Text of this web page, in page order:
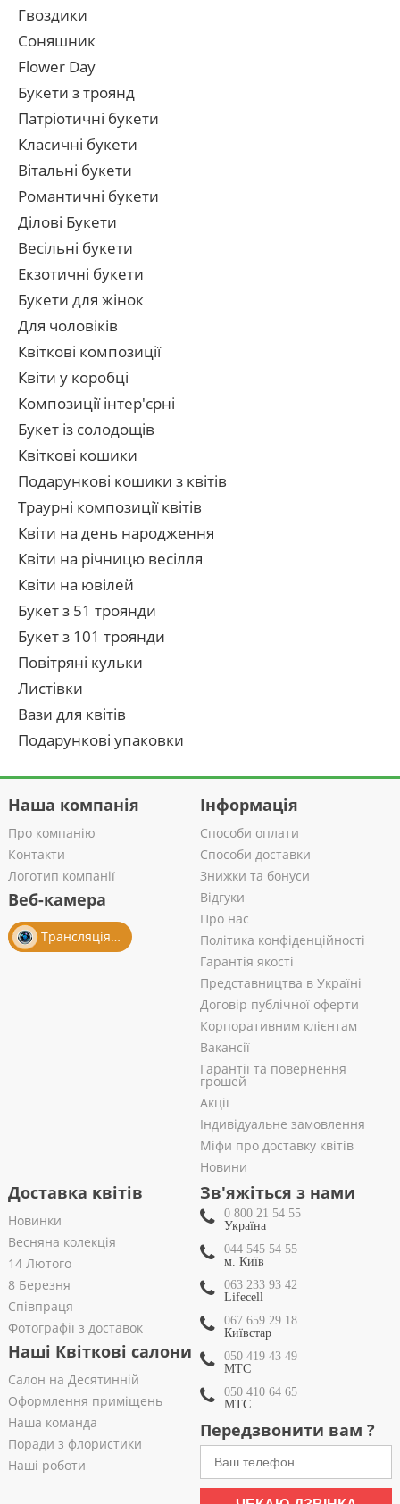
Гвоздики
Соняшник
Flower Day
Букети з троянд
Патріотичні букети
Класичні букети
Вітальні букети
Романтичні букети
Ділові Букети
Весільні букети
Екзотичні букети
Букети для жінок
Для чоловіків
Квіткові композиції
Квіти у коробці
Композиції інтер'єрні
Букет із солодощів
Квіткові кошики
Подарункові кошики з квітів
Траурні композиції квітів
Квіти на день народження
Квіти на річницю весілля
Квіти на ювілей
Букет з 51 троянди
Букет з 101 троянди
Повітряні кульки
Листівки
Вази для квітів
Подарункові упаковки
Наша компанія
Про компанію
Контакти
Логотип компанії
Веб-камера
Трансляція із салону
Інформація
Способи оплати
Способи доставки
Знижки та бонуси
Відгуки
Про нас
Політика конфіденційності
Гарантія якості
Представництва в Україні
Договір публічної оферти
Корпоративним клієнтам
Вакансії
Гарантії та повернення
грошей
Акції
Індивідуальне замовлення
Міфи про доставку квітів
Новини
Доставка квітів
Новинки
Весняна колекція
14 Лютого
8 Березня
Співпраця
Фотографії з доставок
Наші Квіткові салони
Салон на Десятинній
Оформлення приміщень
Наша команда
Поради з флористики
Наші роботи
Зв'яжіться з нами
0 800 21 54 55
Україна
044 545 54 55
м. Київ
063 233 93 42
Lifecell
067 659 29 18
Київстар
050 419 43 49
МТС
050 410 64 65
МТС
Передзвонити вам ?